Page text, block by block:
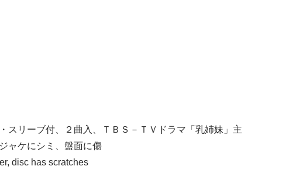
スリーブ付、２曲入、ＴＢＳ－ＴＶドラマ「乳姉妹」主
ャケにシミ、盤面に傷
disc has scratches